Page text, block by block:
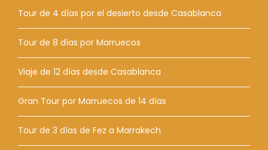
Tour de 4 días por el desierto desde Casablanca
Tour de 8 días por Marruecos
Viaje de 12 días desde Casablanca
Gran Tour por Marruecos de 14 días
Tour de 3 días de Fez a Marrakech